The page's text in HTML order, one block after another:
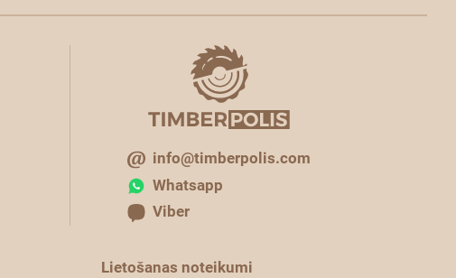
info@timberpolis.com
Whatsapp
Viber
Lietošanas noteikumi